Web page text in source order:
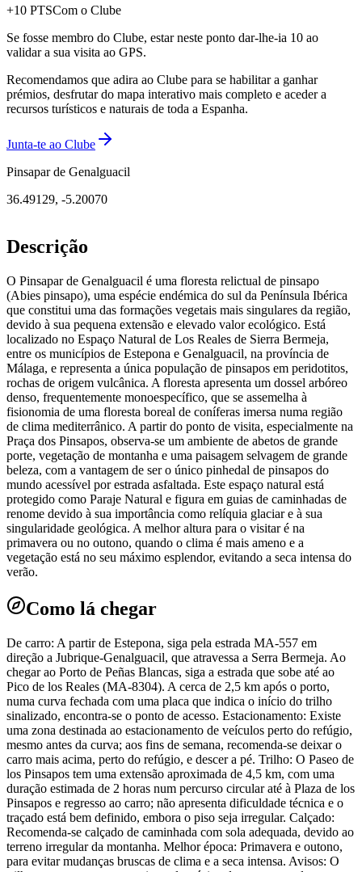
+10 PTSCom o Clube
Se fosse membro do Clube, estar neste ponto dar-lhe-ia 10 ao
validar a sua visita ao GPS.
Recomendamos que adira ao Clube para se habilitar a ganhar
prémios, desfrutar do mapa interativo mais completo e aceder a
recursos turísticos e naturais de toda a Espanha.
Junta-te ao Clube
Pinsapar de Genalguacil
36.49129, -5.20070
Descrição
O Pinsapar de Genalguacil é uma floresta relictual de pinsapo
(Abies pinsapo), uma espécie endémica do sul da Península Ibérica
que constitui uma das formações vegetais mais singulares da região,
devido à sua pequena extensão e elevado valor ecológico. Está
localizado no Espaço Natural de Los Reales de Sierra Bermeja,
entre os municípios de Estepona e Genalguacil, na província de
Málaga, e representa a única população de pinsapos em peridotitos,
rochas de origem vulcânica. A floresta apresenta um dossel arbóreo
denso, frequentemente monoespecífico, que se assemelha à
fisionomia de uma floresta boreal de coníferas imersa numa região
de clima mediterrânico. A partir do ponto de visita, especialmente na
Praça dos Pinsapos, observa-se um ambiente de abetos de grande
porte, vegetação de montanha e uma paisagem selvagem de grande
beleza, com a vantagem de ser o único pinhedal de pinsapos do
mundo acessível por estrada asfaltada. Este espaço natural está
protegido como Paraje Natural e figura em guias de caminhadas de
renome devido à sua importância como relíquia glaciar e à sua
singularidade geológica. A melhor altura para o visitar é na
primavera ou no outono, quando o clima é mais ameno e a
vegetação está no seu máximo esplendor, evitando a seca intensa do
verão.
Como lá chegar
De carro: A partir de Estepona, siga pela estrada MA-557 em
direção a Jubrique-Genalguacil, que atravessa a Serra Bermeja. Ao
chegar ao Porto de Peñas Blancas, siga a estrada que sobe até ao
Pico de los Reales (MA-8304). A cerca de 2,5 km após o porto,
numa curva fechada com uma placa que indica o início do trilho
sinalizado, encontra-se o ponto de acesso. Estacionamento: Existe
uma zona destinada ao estacionamento de veículos perto do refúgio,
mesmo antes da curva; aos fins de semana, recomenda-se deixar o
carro mais acima, perto do refúgio, e descer a pé. Trilho: O Paseo de
los Pinsapos tem uma extensão aproximada de 4,5 km, com uma
duração estimada de 2 horas num percurso circular até à Plaza de los
Pinsapos e regresso ao carro; não apresenta dificuldade técnica e o
traçado está bem definido, embora o piso seja irregular. Calçado:
Recomenda-se calçado de caminhada com sola adequada, devido ao
terreno irregular da montanha. Melhor época: Primavera e outono,
para evitar mudanças bruscas de clima e a seca intensa. Avisos: O